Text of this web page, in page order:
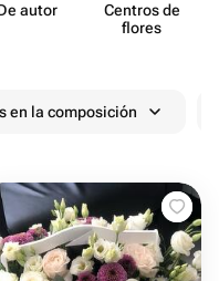
autor
Centros de
flores
en la composición